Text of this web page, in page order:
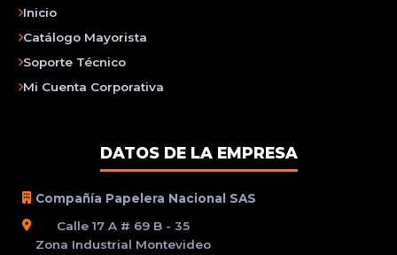
Inicio
Catálogo Mayorista
Soporte Técnico
Mi Cuenta Corporativa
DATOS DE LA EMPRESA
Compañía Papelera Nacional SAS
Calle 17 A # 69 B - 35
Zona Industrial Montevideo